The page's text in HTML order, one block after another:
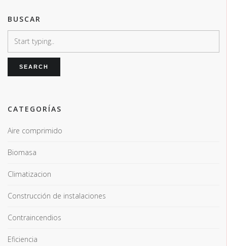
BUSCAR
CATEGORÍAS
Aire comprimido
Biomasa
Climatizacion
Construcción de instalaciones
Contraincendios
Eficiencia